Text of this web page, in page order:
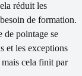
réduit les
de formation.
de pointage se
et les exceptions
cela finit par